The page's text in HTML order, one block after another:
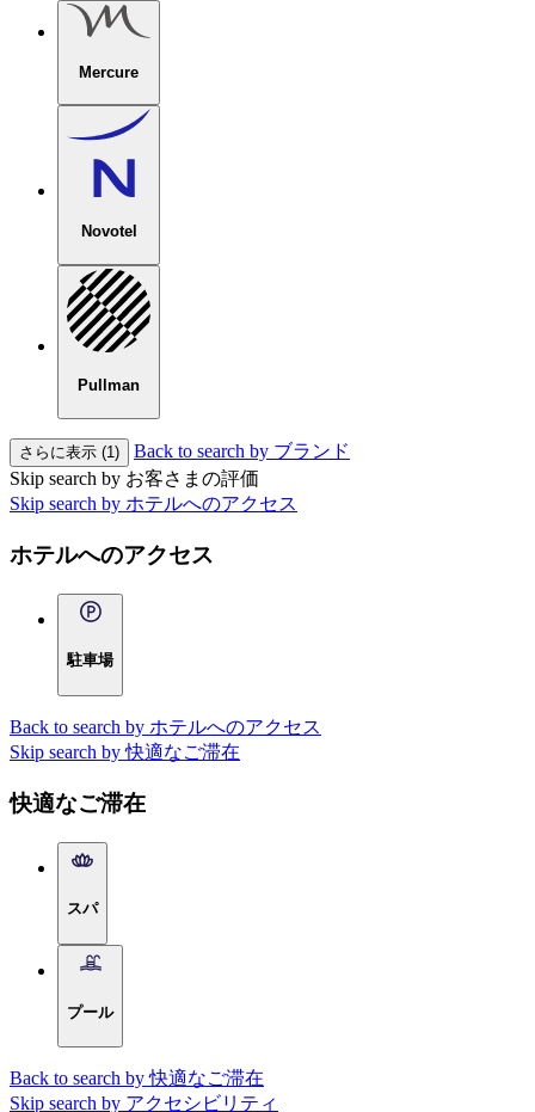
Mercure
Novotel
Pullman
さらに表示 (1)
Back to search by ブランド
Skip search by お客さまの評価
Skip search by ホテルへのアクセス
ホテルへのアクセス
駐車場
Back to search by ホテルへのアクセス
Skip search by 快適なご滞在
快適なご滞在
スパ
プール
Back to search by 快適なご滞在
Skip search by アクセシビリティ